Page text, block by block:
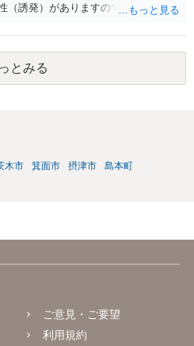
（誘発）がありますので、提案する
とみる
木市 箕面市 摂津市
島本町
ご意見・ご要望
利用規約